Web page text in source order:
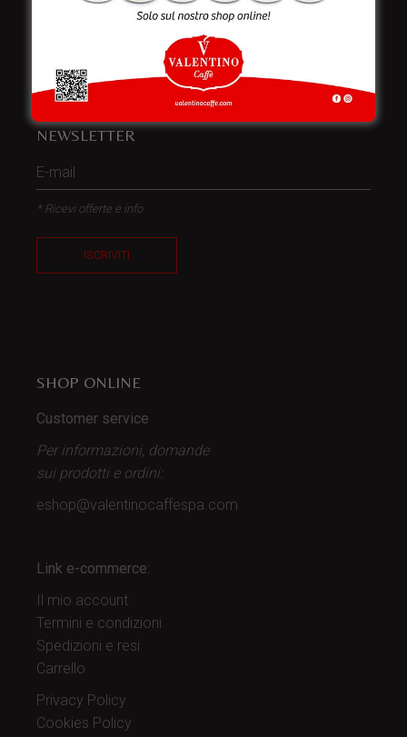
NEWSLETTER
* Ricevi offerte e info
ISCRIVITI
SHOP ONLINE
Customer service
Per informazioni, domande
sui prodotti e ordini:
eshop@valentinocaffespa.com
Link e-commerce:
Il mio account
Termini e condizioni
Spedizioni e resi
Carrello
Privacy Policy
Cookies Policy